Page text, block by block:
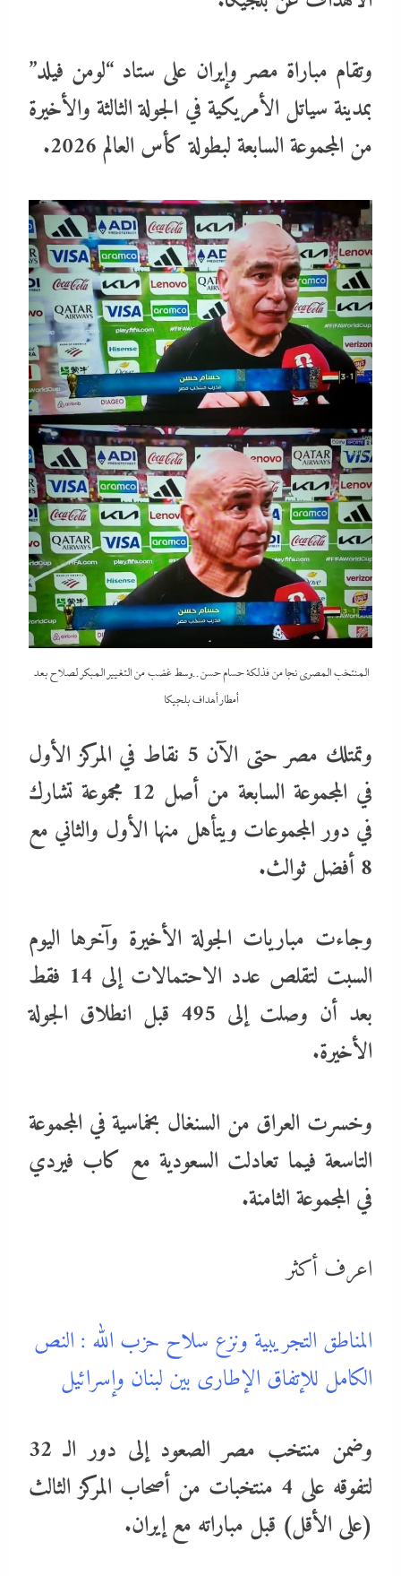
وتقام مباراة مصر وإيران على ستاد “لومن فيلد”
بمدينة سياتل الأمريكية في الجولة الثالثة والأخيرة
من المجموعة السابعة لبطولة كأس العالم 2026.
المنتخب المصري نجا من فذلكة حسام حسن..وسط غضب من التغيير المبكر لصلاح بعد
أمطار أهداف بلجيكا
وتمتلك مصر حتى الآن 5 نقاط في المركز الأول
في المجموعة السابعة من أصل 12 مجموعة تشارك
في دور المجموعات ويتأهل منها الأول والثاني مع
8 أفضل ثوالث.
وجاءت مباريات الجولة الأخيرة وآخرها اليوم
السبت لتقلص عدد الاحتمالات إلى 14 فقط
بعد أن وصلت إلى 495 قبل انطلاق الجولة
الأخيرة.
وخسرت العراق من السنغال بخماسية في المجموعة
التاسعة فيما تعادلت السعودية مع كاب فيردي
في المجموعة الثامنة.
اعرف أكثر
المناطق التجريبية ونزع سلاح حزب الله : النص
الكامل للإتفاق الإطارى بين لبنان وإسرائيل
وضمن منتخب مصر الصعود إلى دور الـ 32
لتفوقه على 4 منتخبات من أصحاب المركز الثالث
(على الأقل) قبل مباراته مع إيران.